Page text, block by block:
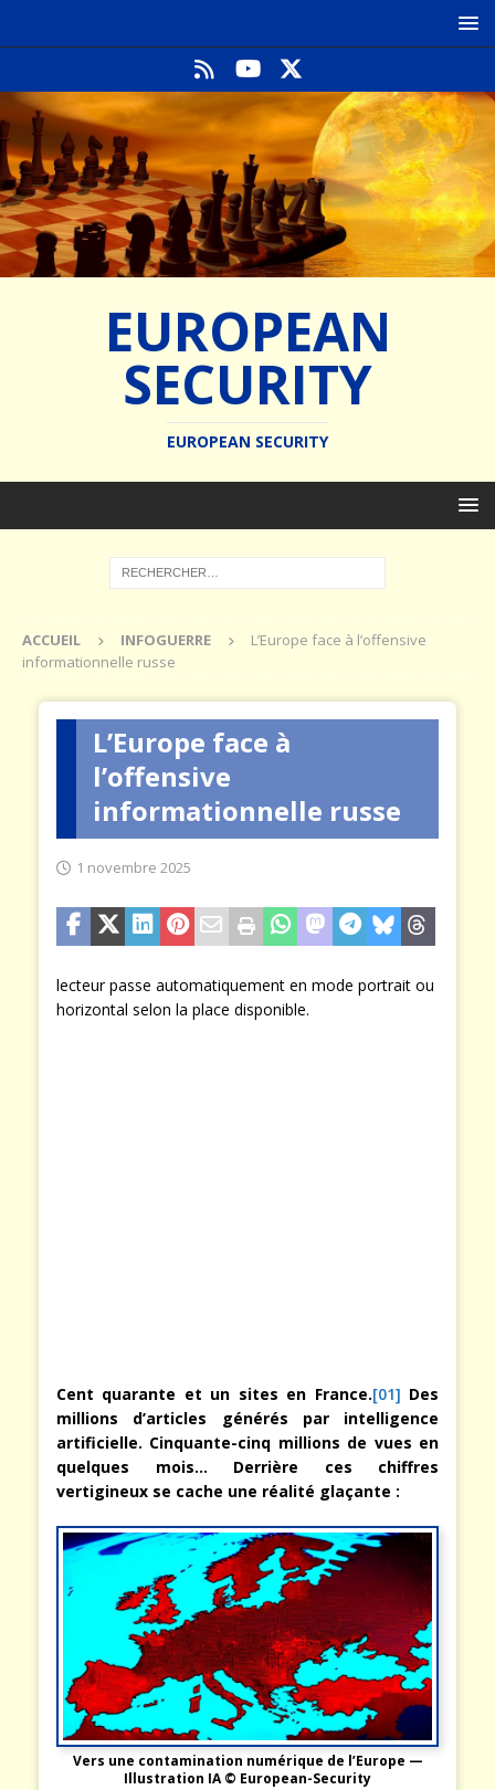
EUROPEAN
SECURITY
EUROPEAN SECURITY
ACCUEIL INFOGUERRE
L’Europe face à l’offensive
informationnelle russe
L’Europe face à
l’offensive
informationnelle russe
1 novembre 2025
lecteur passe automatiquement en mode portrait ou
horizontal selon la place disponible.
Cent quarante et un sites en France.[01] Des
millions d’articles générés par intelligence
artificielle. Cinquante-cinq millions de vues en
quelques mois… Derrière ces chiffres
vertigineux se cache une réalité glaçante :
Vers une contamination numérique de l’Europe —
Illustration IA © European-Security